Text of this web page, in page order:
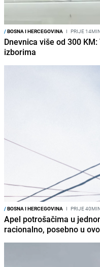
/BOSNA I HERCEGOVINA I PRIJE
Dnevnica više od 300
izborima
/BOSNA I HERCEGOVINA I PRIJE
Apel potrošačima u
racionalno, posebno u